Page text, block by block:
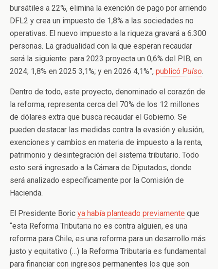
bursátiles a 22%, elimina la exención de pago por arriendo
DFL2 y crea un impuesto de 1,8% a las sociedades no
operativas. El nuevo impuesto a la riqueza gravará a 6.300
personas. La gradualidad con la que esperan recaudar
será la siguiente: para 2023 proyecta un 0,6% del PIB, en
2024; 1,8% en 2025 3,1%; y en 2026 4,1%”, publicó Pulso.
Dentro de todo, este proyecto, denominado el corazón de
la reforma, representa cerca del 70% de los 12 millones
de dólares extra que busca recaudar el Gobierno. Se
pueden destacar las medidas contra la evasión y elusión,
exenciones y cambios en materia de impuesto a la renta,
patrimonio y desintegración del sistema tributario. Todo
esto será ingresado a la Cámara de Diputados, donde
será analizado específicamente por la Comisión de
Hacienda.
El Presidente Boric ya había planteado previamente que
“esta Reforma Tributaria no es contra alguien, es una
reforma para Chile, es una reforma para un desarrollo más
justo y equitativo (…) la Reforma Tributaria es fundamental
para financiar con ingresos permanentes los que son